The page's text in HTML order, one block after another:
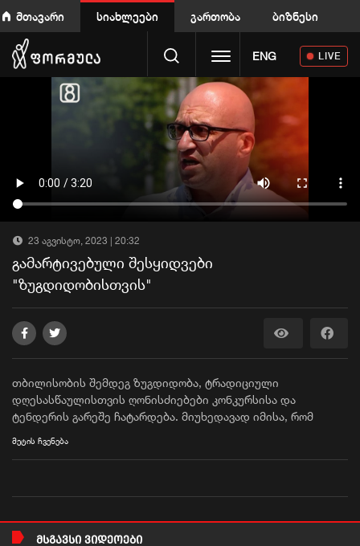
მთავარი სიახლეები გართობა ბიზნესი
Toggle navigation
ENG LIVE
23 აგვისტო, 2023 | 20:32
გამარტივებული შესყიდვები
"ზუგდიდობისთვის"
თბილისობის შემდეგ ზუგდიდობა, ტრადიციული
დღესასწაულისთვის ღონისძიებები კონკურსისა და
ტენდერის გარეშე ჩატარდება. მიუხედავად იმისა, რომ
მეტის ჩვენება
ᲛᲡᲒᲐᲕᲡᲘ ᲕᲘᲓᲔᲝᲔᲑᲘ